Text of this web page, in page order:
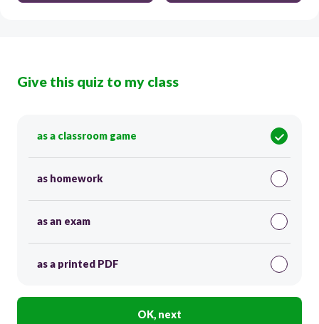
Give this quiz to my class
as a classroom game
as homework
as an exam
as a printed PDF
OK, next